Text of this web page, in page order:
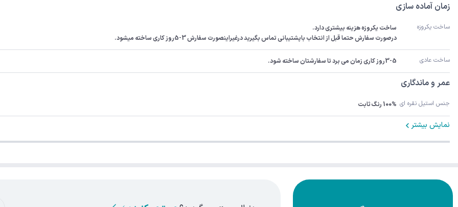
زمان آماده سازی
ساخت یکروزه
درصورت سفارش حتما قبل از انتخاب باپشتیبانی تماس بگیرید درغیراینصورت سفارش 3-5روز کاری ساخته میشود.
ساخت عادی 3-5روز کاری زمان می برد تا سفارشتان ساخته شود.
عمر و ماندگاری
جنس استیل نقره ای 100% رنگ ثابت
نمایش بیشتر